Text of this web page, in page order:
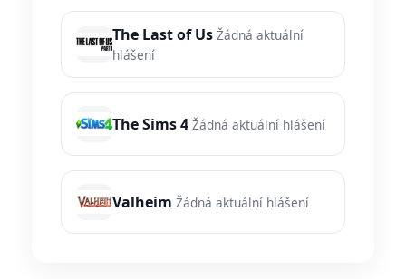
The Last of Us Žádná aktuální
hlášení
The Sims 4 Žádná aktuální hlášení
Valheim Žádná aktuální hlášení